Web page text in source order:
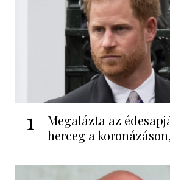
1
Megalázta az
herceg a